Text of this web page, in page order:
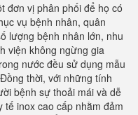
đơn vị phân phối để họ có
vụ bệnh nhân, quân
lượng bệnh nhân lớn, nhu
viện không ngừng gia
nước đều sử dụng mẫu
thời, với những tính
bệnh sự thoải mái và dễ
inox cao cấp nhằm đảm